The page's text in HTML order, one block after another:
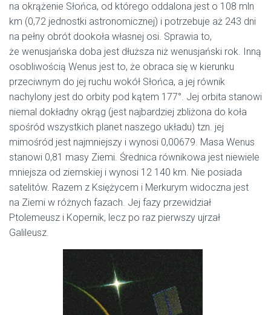
na okrążenie Słońca, od którego oddalona jest o 108 mln
km (0,72 jednostki astronomicznej) i potrzebuje aż 243 dni
na pełny obrót dookoła własnej osi. Sprawia to,
że wenusjańska doba jest dłuższa niż wenusjański rok. Inną
osobliwością Wenus jest to, że obraca się w kierunku
przeciwnym do jej ruchu wokół Słońca, a jej równik
nachylony jest do orbity pod kątem 177°. Jej orbita stanowi
niemal dokładny okrąg (jest najbardziej zbliżona do koła
spośród wszystkich planet naszego układu) tzn. jej
mimośród jest najmniejszy i wynosi 0,00679. Masa Wenus
stanowi 0,81 masy Ziemi. Średnica równikowa jest niewiele
mniejsza od ziemskiej i wynosi 12 140 km. Nie posiada
satelitów. Razem z Księżycem i Merkurym widoczna jest
na Ziemi w różnych fazach. Jej fazy przewidział
Ptolemeusz i Kopernik, lecz po raz pierwszy ujrzał
Galileusz.